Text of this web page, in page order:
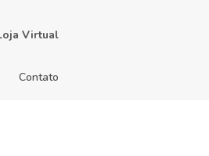
Contato
Virtual